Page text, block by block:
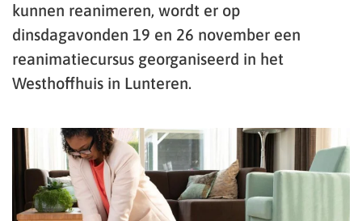
kunnen reanimeren, wordt er op
dinsdagavonden 19 en 26 november een
reanimatiecursus georganiseerd in het
Westhoffhuis in Lunteren.